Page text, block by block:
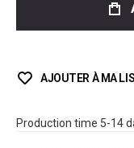
AJOUTER À MA
Production time 5-14